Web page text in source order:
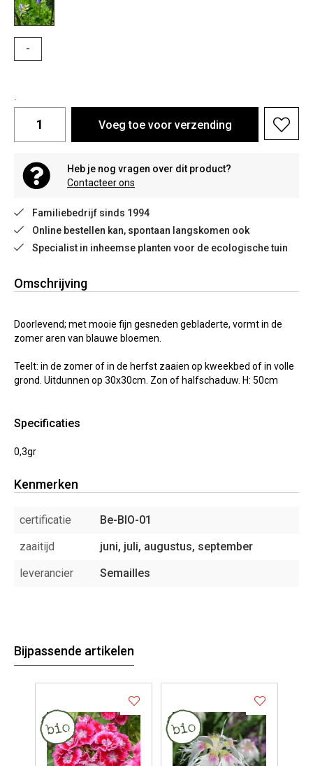
-
.
Voeg toe voor verzending
Heb je nog vragen over dit product?
Contacteer ons
Familiebedrijf sinds 1994
Online bestellen kan, spontaan langskomen ook
Specialist in inheemse planten voor de ecologische tuin
Omschrijving
Doorlevend; met mooie fijn gesneden gebladerte, vormt in de
zomer aren van blauwe bloemen.
Teelt: in de zomer of in de herfst zaaien op kweekbed of in volle
grond. Uitdunnen op 30x30cm. Zon of halfschaduw. H: 50cm
Specificaties
0,3gr
Kenmerken
certificatie
Be-BIO-01
zaaitijd
juni, juli, augustus, september
leverancier
Semailles
Bijpassende artikelen